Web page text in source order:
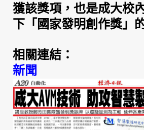
獲該獎項，也是成大校
下「國家發明創作獎」
相關連結：
新聞